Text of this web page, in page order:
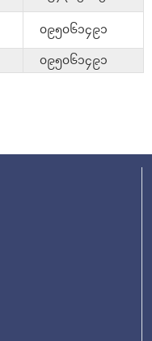
၀၉၅၀၆၁၄၉၁
၀၉၅၀၆၁၄၉၁